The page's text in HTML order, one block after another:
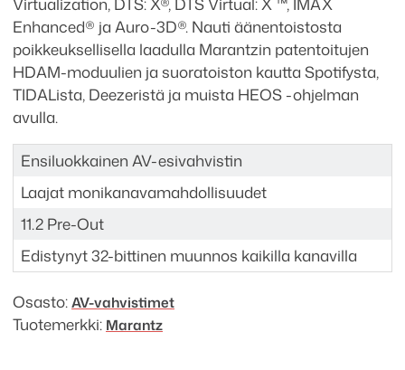
Enhanced® ja Auro-3D®. Nauti äänentoistosta
poikkeuksellisella laadulla Marantzin patentoitujen
HDAM-moduulien ja suoratoiston kautta Spotifysta,
TIDALista, Deezeristä ja muista HEOS -ohjelman
avulla.
Ensiluokkainen AV-esivahvistin
Laajat monikanavamahdollisuudet
11.2 Pre-Out
Edistynyt 32-bittinen muunnos kaikilla kanavilla
Osasto:AV-vahvistimet
Tuotemerkki: Marantz